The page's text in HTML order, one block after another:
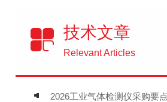
技术文章
Relevant Articles